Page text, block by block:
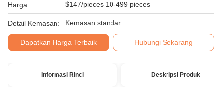
Harga: $147/pieces 10-499 pieces
Detail Kemasan: Kemasan standar
Dapatkan Harga Terbaik Hubungi Sekarang
Informasi Rinci Deskripsi Produk